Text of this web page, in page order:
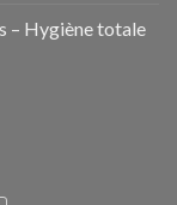
– Hygiène totale